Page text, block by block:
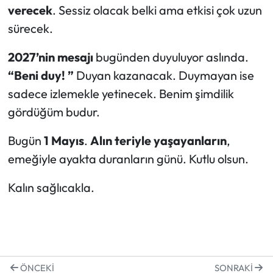
verecek. Sessiz olacak belki ama etkisi çok uzun
sürecek.
2027’nin mesajıbugünden duyuluyor aslında.
“Beni duy! ” Duyan kazanacak. Duymayan ise
sadece izlemekle yetinecek. Benim şimdilik
gördüğüm budur.
Bugün 1 Mayıs. Alın teriyle yaşayanların,
emeğiyle ayakta duranların günü. Kutlu olsun.
Kalın sağlıcakla.
ÖNCEKI SONRAKI